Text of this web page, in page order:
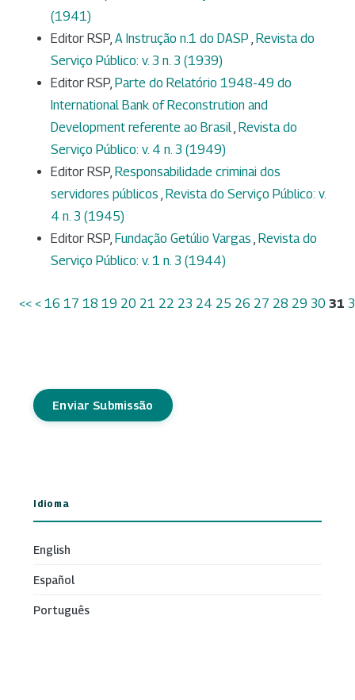
(1941)
Editor RSP, A Instrução n.1 do DASP , Revista do
Serviço Público: v. 3 n. 3 (1939)
Editor RSP, Parte do Relatório 1948-49 do
International Bank of Reconstrution and
Development referente ao Brasil, Revista do
Serviço Público: v. 4 n. 3 (1949)
Editor RSP, Responsabilidade criminai dos
servidores públicos , Revista do Serviço Público: v.
4 n. 3 (1945)
Editor RSP, Fundação Getúlio Vargas , Revista do
Serviço Público: v. 1 n. 3 (1944)
<< < 16 17 18 19 20 21 22 23 24 25 26 27 28 29 30 31
Enviar Submissão
Idioma
English
Español
Português